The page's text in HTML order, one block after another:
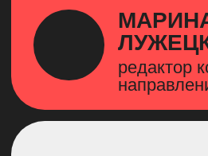
мы выстраиваем
устойчивую систему
контента в B2B. Но,
по моему мнению, этот
опыт универсален для
любого направления.
Потому что мы обсудим: